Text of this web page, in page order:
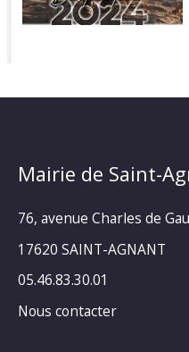
Mairie de Saint-
76, avenue Charles de
17620 SAINT-AGNANT
05.46.83.30.01
Nous contacter